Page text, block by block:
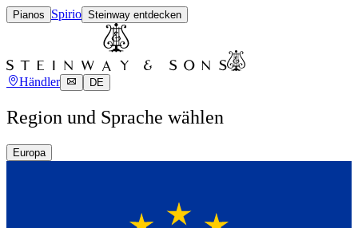
Pianos Spirio Steinway entdecken
Händler DE
Region und Sprache wählen
Europa